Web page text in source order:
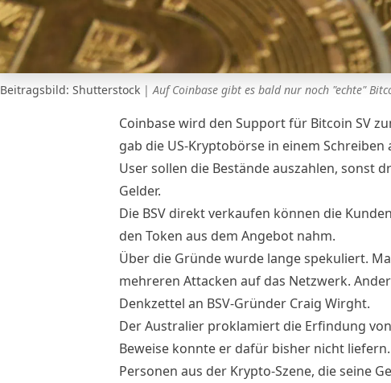
Beitragsbild: Shutterstock | Auf Coinbase gibt es bald nur noch "echte"
Coinbase wird den Support für Bitcoin SV
gab die US-Kryptobörse in einem Schreiben
User sollen die Bestände auszahlen, sonst
Gelder.
Die BSV direkt verkaufen können die
den Token aus dem Angebot nahm.
Über die Gründe wurde lange spekuliert.
mehreren Attacken auf das Netzwerk.
Denkzettel an BSV-Gründer Craig Wirght.
Der Australier proklamiert die Erfindung
Beweise konnte er dafür bisher nicht
Personen aus der Krypto-Szene, die seine